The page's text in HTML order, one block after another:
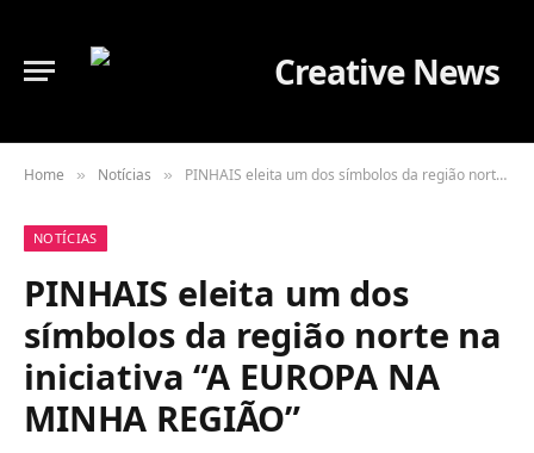
Home » Notícias » PINHAIS eleita um dos símbolos da região norte na iniciativa “A EUROPA NA MINHA REGIÃO”
NOTÍCIAS
PINHAIS eleita um dos
símbolos da região norte na
iniciativa “A EUROPA NA
MINHA REGIÃO”